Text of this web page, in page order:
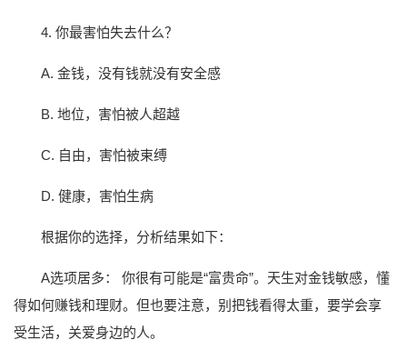
4. 你最害怕失去什么？
A. 金钱，没有钱就没有安全感
B. 地位，害怕被人超越
C. 自由，害怕被束缚
D. 健康，害怕生病
根据你的选择，分析结果如下：
A选项居多： 你很有可能是“富贵命”。天生对金钱敏感，懂
得如何赚钱和理财。但也要注意，别把钱看得太重，要学会享
受生活，关爱身边的人。